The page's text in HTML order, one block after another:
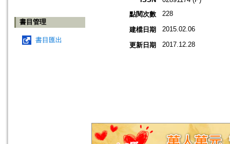
書目管理
書目匯出
點閱次數
228
建檔日期 2015.02.06
更新日期 2017.12.28